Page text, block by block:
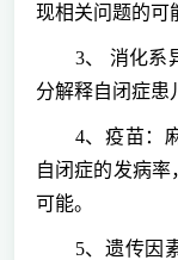
现相关问题的可
3、 消化系异
分解释自闭症患
4、疫苗：麻
自闭症的发病
可能。
5、遗传因素